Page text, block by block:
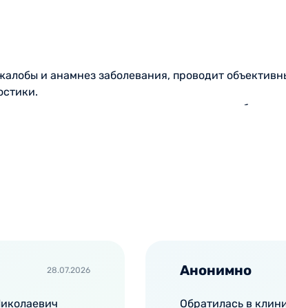
и анамнез заболевания, проводит
остро развивающиеся патологии
прободную язву желудка, помощь должна
28.07.2026 Анонимно
Обратилась в